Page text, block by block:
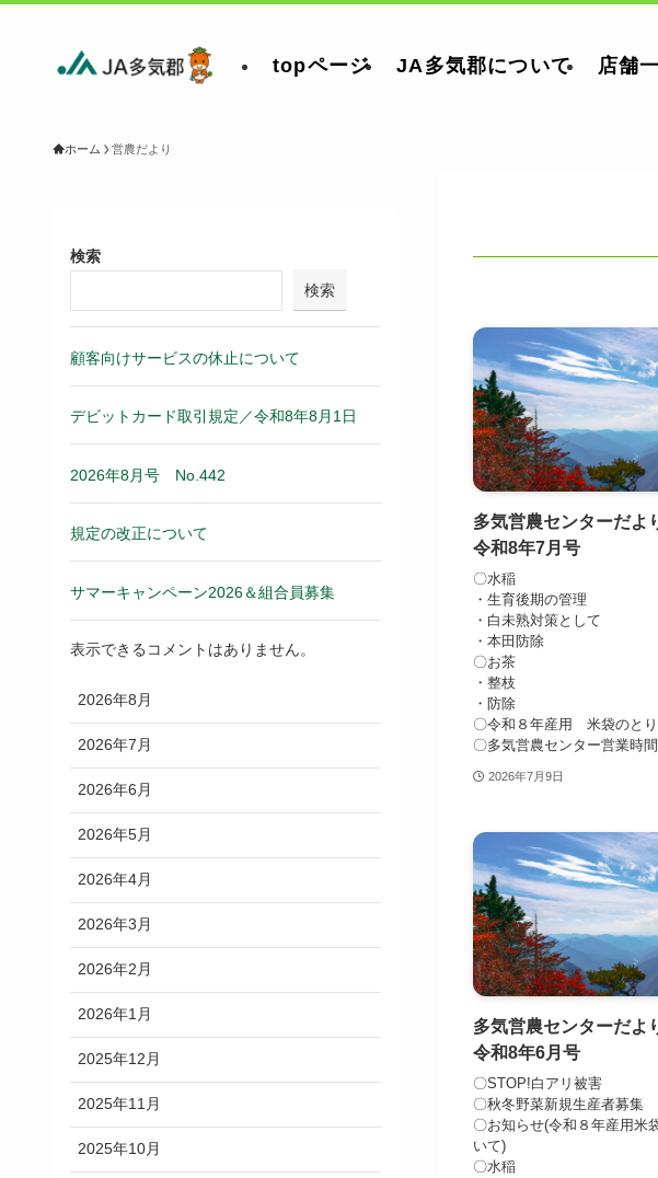
topページ JA多気郡について 店舗
ホーム 営農だより
多気営農センターだ
令和8年7月号
〇水稲
・生育後期の管理
・白未熟対策として
・本田防除
〇お茶
・整枝
・防除
〇令和８年産用 米袋のと
〇多気営農センター営業時
2026年7月9日
多気営農センターだ
令和8年6月号
〇STOP!白アリ被害
〇秋冬野菜新規生産者募集
〇お知らせ(令和８年産用米
いて)
〇水稲
検索
検索
顧客向けサービスの休止について
デビットカード取引規定／令和8年8月1日
2026年8月号 No.442
規定の改正について
サマーキャンペーン2026＆組合員募集
表示できるコメントはありません。
2026年8月
2026年7月
2026年6月
2026年5月
2026年4月
2026年3月
2026年2月
2026年1月
2025年12月
2025年11月
2025年10月